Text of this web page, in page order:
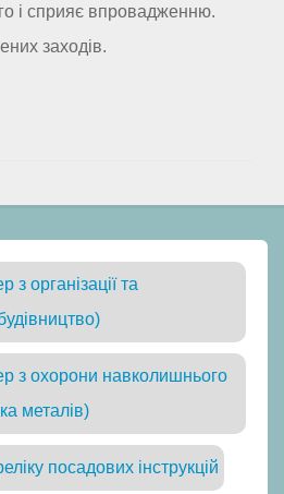
і сприяє впровадженню.
заходів.
з організації та
з охорони навколишнього
металів)
посадових інструкцій